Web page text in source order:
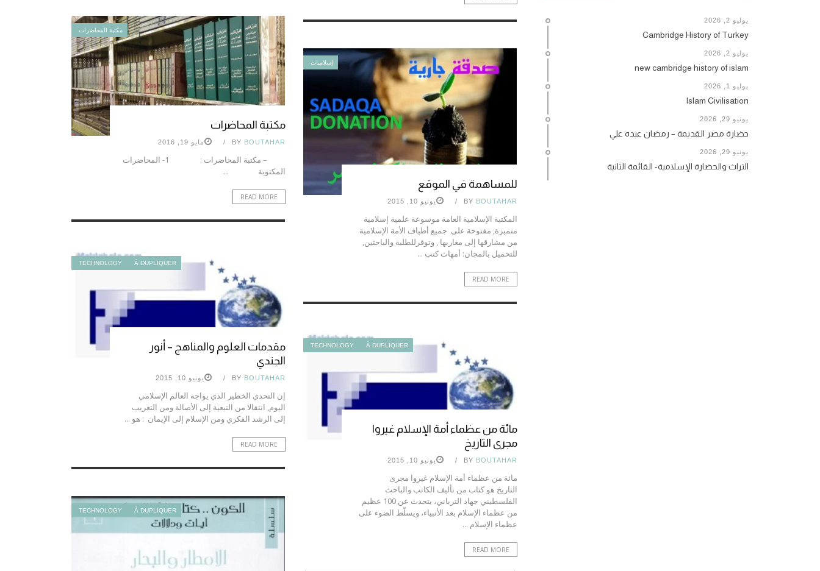
مكتبة المحاضرات
مكتبة المحاضرات
BY BOUTAHAR مايو 19, 2016
– مكتبة المحاضرات : 1- المحاضرات
المكتوبة ...
READ MORE
إسلاميات
للمساهمة في الموقع
BY BOUTAHAR يونيو 10, 2015
المكتبة الإسلامية العامة موسوعة علمية إسلامية
متميزة, مفتوحة على جميع أطياف الأمة الإسلامية
من مشارقها إلى مغاربها , وتوفرللطلبة والباحثين,
للتحميل بالمجان: أمهات كتب ...
READ MORE
À DUPLIQUER
TECHNOLOGY
مقدمات العلوم والمناهج – أنور
الجندي
BY BOUTAHAR يونيو 10, 2015
إن التحدي الخطير الذي يواجه العالم الإسلامي
اليوم, انتقالا من التبعية إلى الأصالة ومن التغريب
إلى الرشد الفكري ومن الإسلام إلى الإيمان : هو ...
READ MORE
À DUPLIQUER
TECHNOLOGY
مائة من عظماء أمة الإسلام غيروا
مجرى التاريخ
BY BOUTAHAR يونيو 10, 2015
مائة من عظماء أمة الإسلام غيروا مجرى
التاريخ هو كتاب من تأليف الكاتب والباحث
الفلسطيني جهاد الترباني، يتحدث عن 100 عظيم
من عظماء الإسلام بعد الأنبياء، ويسلّط الضوء على
عظماء الإسلام ...
READ MORE
À DUPLIQUER
TECHNOLOGY
يوليو 2, 2026
Cambridge History of Turkey
يوليو 2, 2026
new cambridge history of islam
يوليو 1, 2026
Islam Civilisation
يونيو 29, 2026
حضارة مصر القديمة – رمضان عبده علي
يونيو 29, 2026
التراث والحضارة الإسلامية- القائمة الثانية